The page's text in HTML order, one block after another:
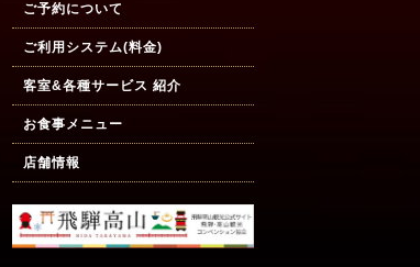
ご予約について
ご利用システム(料金)
客室&各種サービス 紹介
お食事メニュー
店舗情報